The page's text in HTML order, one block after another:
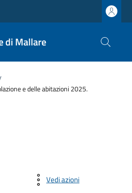
di Mallare
e delle abitazioni 2025.
Vedi azioni